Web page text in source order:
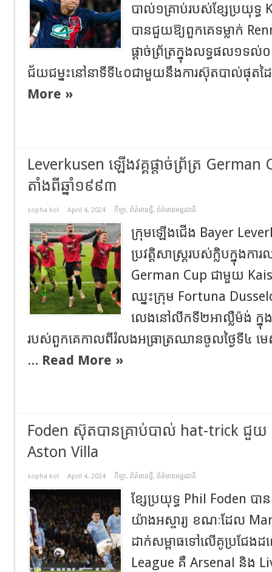
បាល់១គ្រាប់របស់ខ្សែប្រយុទ្ធ
បានជួយឱ្យពួកគេទម្លាក់
ផ្តាច់ព្រ័ត្រក្នុងលទ្ធផល១ទល់
ជ័យជម្នះនៅនាទីទី៤០ជាមួយនឹងការស៊ុតបាល់ផុតដៃ
More »
Leverkusen ឡើងវគ្គផ្តាច់ព្រ័ត្រ
តាំងពីឆ្នាំ១៩៩៣
sopha kol April 4, 2024 កីឡា, ព័ត៌មានថ្មី, ព័ត៌មានអន្តរជាតិ
ក្រុមឡើងជើង Bayer
ប្រវត្តិសាស្ត្ររបស់ក្លិបក្នុងកា
German Cup ជាមួយ
ឈ្នះក្រុម Fortuna
លេងនៅលីកទី២អាល្លឺម៉ង់ ក្នុង
របស់ពួកគេកាលពីរំលងអធ្រាត្រឈានចូលថ្ងៃទី៤ ម
... Read More »
Foden ស៊ុតបានគ្រាប់បាល់ hat-trick​ ជួ
Aston Villa
sopha kol April 4, 2024 កីឡា, ព័ត៌មានថ្មី, ព័ត៌មានអន្តរជាតិ
ខ្សែប្រយុទ្ធ Phil Foden ប
យ៉ាងអស្ចារ្យ ខណៈដែល
ដាក់សម្ពាធទៅលើគូប្រជែង
League គឺ Arsenal និង